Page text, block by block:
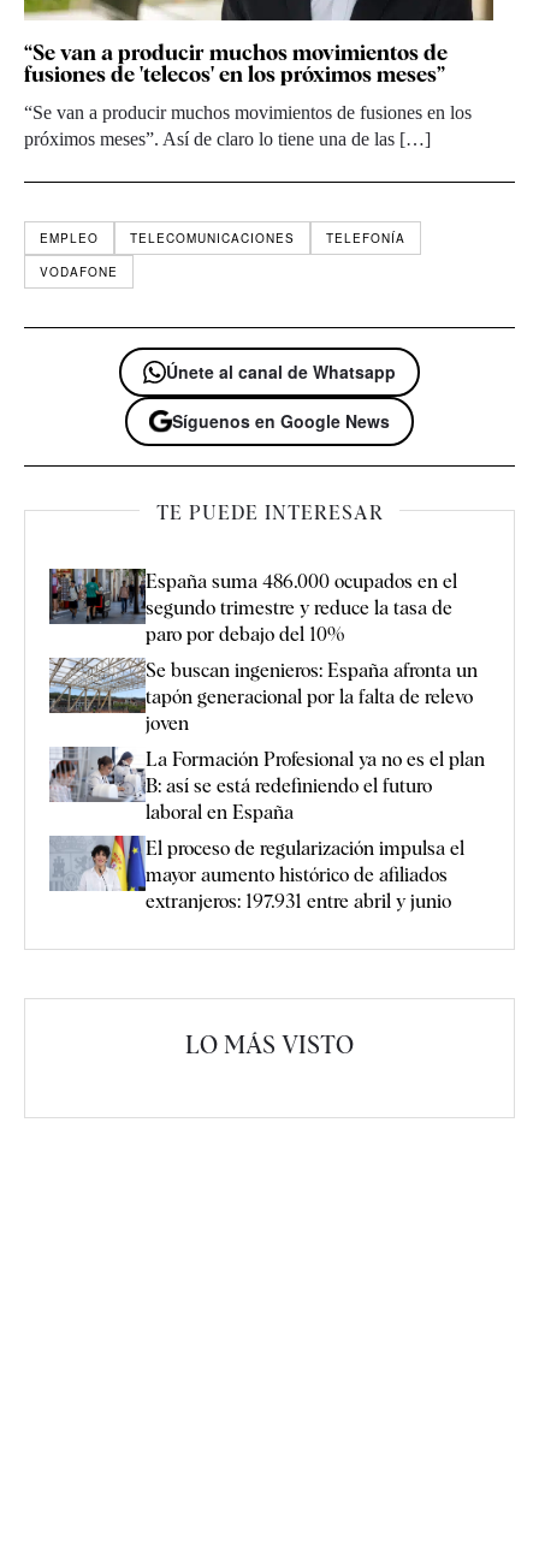
“Se van a producir muchos movimientos de
fusiones de 'telecos' en los próximos meses”
“Se van a producir muchos movimientos de fusiones en los
próximos meses”. Así de claro lo tiene una de las […]
EMPLEO TELECOMUNICACIONES
TELEFONÍA
VODAFONE
Únete al canal de Whatsapp
Síguenos en Google News
TE PUEDE INTERESAR
España suma 486.000 ocupados en el
segundo trimestre y reduce la tasa de
paro por debajo del 10%
Se buscan ingenieros: España afronta un
tapón generacional por la falta de relevo
joven
La Formación Profesional ya no es el plan
B: así se está redefiniendo el futuro
laboral en España
El proceso de regularización impulsa el
mayor aumento histórico de afiliados
extranjeros: 197.931 entre abril y junio
LO MÁS VISTO